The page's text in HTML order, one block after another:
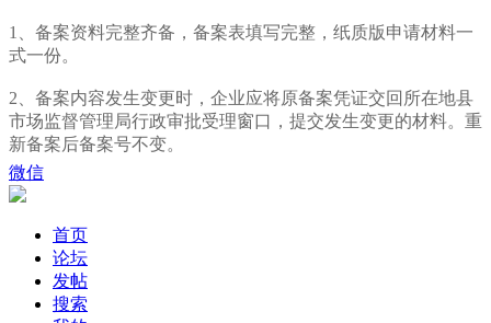
1、备案资料完整齐备，备案表填写完整，纸质版申请材料一
式一份。
2、备案内容发生变更时，企业应将原备案凭证交回所在地县
市场监督管理局行政审批受理窗口，提交发生变更的材料。重
新备案后备案号不变。
微信
首页
论坛
发帖
搜索